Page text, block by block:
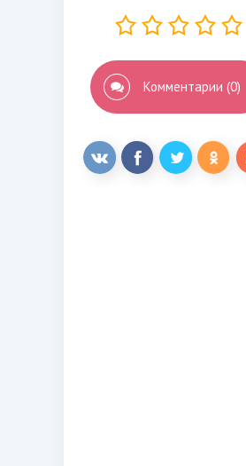
Комментарии (0)